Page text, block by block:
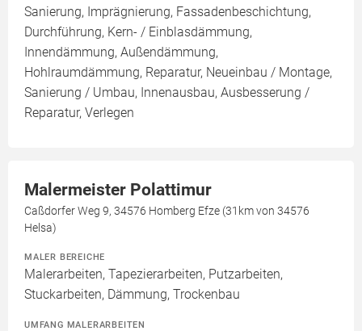
Sanierung, Imprägnierung, Fassadenbeschichtung,
Durchführung, Kern- / Einblasdämmung,
Innendämmung, Außendämmung,
Hohlraumdämmung, Reparatur, Neueinbau / Montage,
Sanierung / Umbau, Innenausbau, Ausbesserung /
Reparatur, Verlegen
Malermeister Polattimur
Caßdorfer Weg 9, 34576 Homberg Efze (31km von 34576
Helsa)
MALER BEREICHE
Malerarbeiten, Tapezierarbeiten, Putzarbeiten,
Stuckarbeiten, Dämmung, Trockenbau
UMFANG MALERARBEITEN